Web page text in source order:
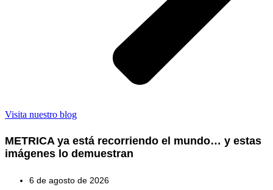
Visita nuestro blog
METRICA ya está recorriendo el mundo… y estas
imágenes lo demuestran
6 de agosto de 2026